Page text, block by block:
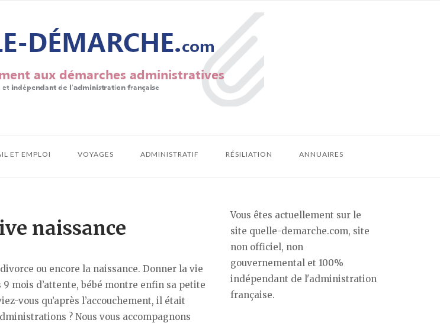
ET EMPLOI VOYAGES ADMINISTRATIF RÉSILIATION ANNUAIRES
naissance
ou encore la naissance. Donner la vie
mois d’attente, bébé montre enfin sa petite
vous qu’après l’accouchement, il était
? Nous vous accompagnons
Vous êtes actuellement sur le
site quelle-demarche.com, site
non officiel, non
gouvernemental et 100%
indépendant de l'administration
française.